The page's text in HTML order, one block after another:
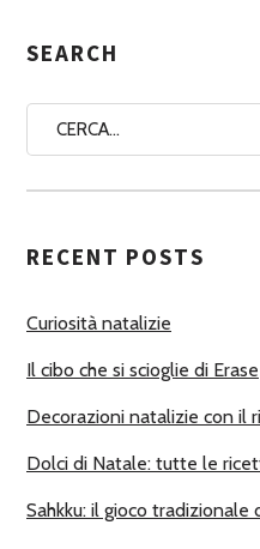
G
A
U
O
I
SEARCH
RECENT POSTS
Curiosità natalizie
Il cibo che si scioglie di Erase
Decorazioni natalizie con il
Dolci di Natale: tutte le
Sahkku: il gioco tradizionale